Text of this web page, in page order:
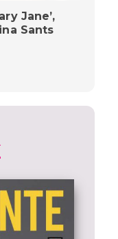
Jane’,
Sants